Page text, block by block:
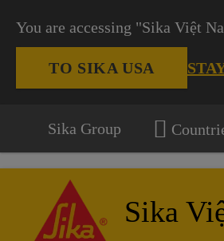
You are accessing "Sika Việt
TO SIKA USA
Sika Group
Sika